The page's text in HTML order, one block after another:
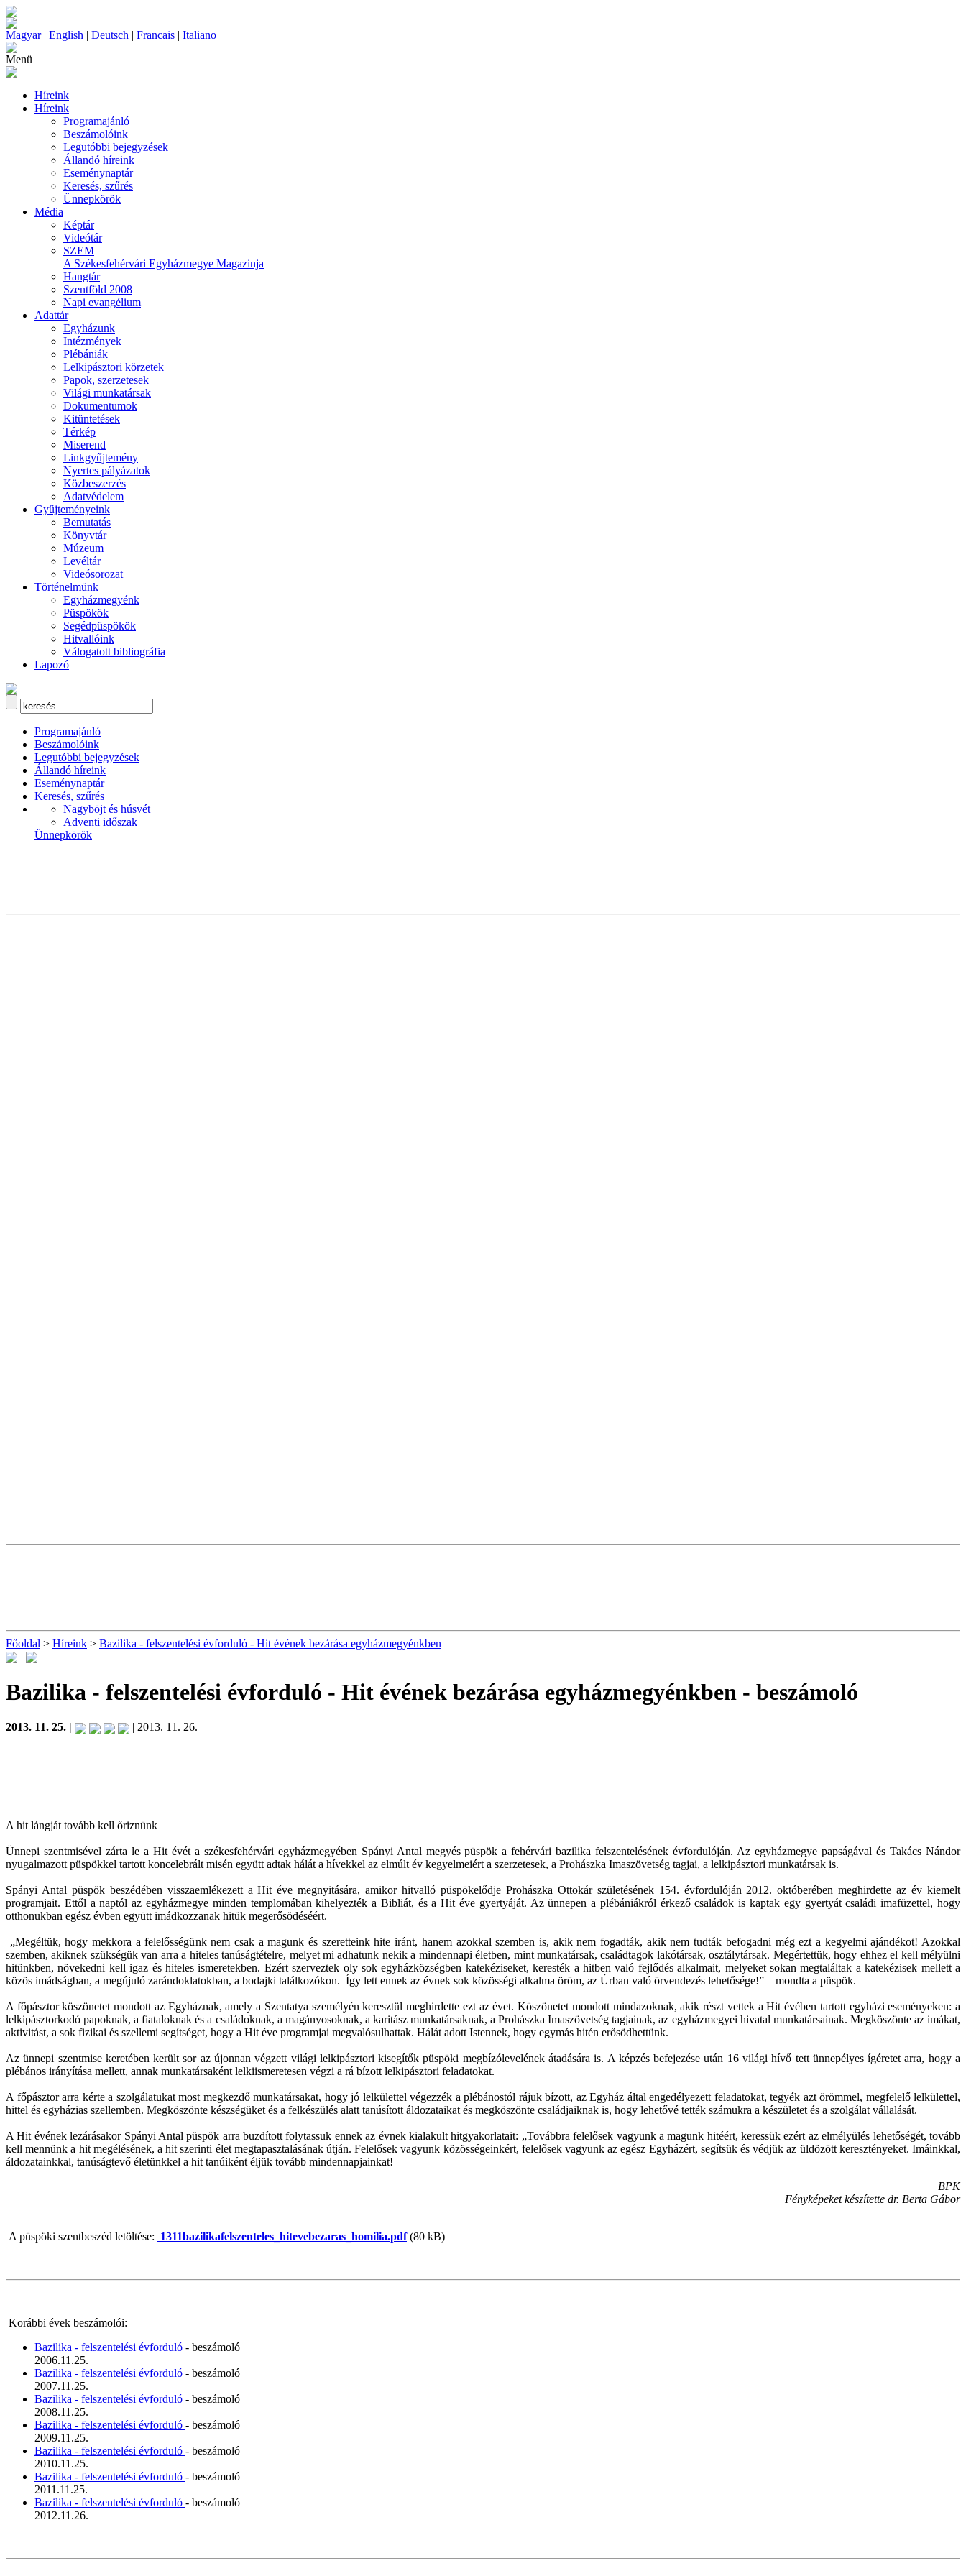
Magyar| English | Deutsch | Francais | Italiano
Menü
Híreink
Híreink
Programajánló
Beszámolóink
Legutóbbi bejegyzések
Állandó híreink
Eseménynaptár
Keresés, szűrés
Ünnepkörök
Média
Képtár
Videótár
SZEM
A Székesfehérvári Egyházmegye Magazinja
Hangtár
Szentföld 2008
Napi evangélium
Adattár
Egyházunk
Intézmények
Plébániák
Lelkipásztori körzetek
Papok, szerzetesek
Világi munkatársak
Dokumentumok
Kitüntetések
Térkép
Miserend
Linkgyűjtemény
Nyertes pályázatok
Közbeszerzés
Adatvédelem
Gyűjteményeink
Bemutatás
Könyvtár
Múzeum
Levéltár
Videósorozat
Történelmünk
Egyházmegyénk
Püspökök
Segédpüspökök
Hitvallóink
Válogatott bibliográfia
Lapozó
Programajánló
Beszámolóink
Legutóbbi bejegyzések
Állandó híreink
Eseménynaptár
Keresés, szűrés
Nagyböjt és húsvét
Adventi időszak
Ünnepkörök
Főoldal > Híreink > Bazilika - felszentelési évforduló - Hit évének bezárása egyházmegyénkben
Bazilika - felszentelési évforduló - Hit évének bezárása egyházmegyénkben - beszámoló
2013. 11. 25. | | 2013. 11. 26.
A hit lángját tovább kell őriznünk
Ünnepi szentmisével zárta le a Hit évét a székesfehérvári egyházmegyében Spányi Antal megyés püspök a fehérvári bazilika felszentelésének évfordulóján. Az egyházmegye papságával és Takács Nándor
nyugalmazott püspökkel tartott koncelebrált misén együtt adtak hálát a hívekkel az elmúlt év kegyelmeiért a szerzetesek, a Prohászka Imaszövetség tagjai, a lelkipásztori munkatársak is.
Spányi Antal püspök beszédében visszaemlékezett a Hit éve megnyitására, amikor hitvalló püspökelődje Prohászka Ottokár születésének 154. évfordulóján 2012. októberében meghirdette az év kiemelt
programjait. Ettől a naptól az egyházmegye minden templomában kihelyezték a Bibliát, és a Hit éve gyertyáját. Az ünnepen a plébániákról érkező családok is kaptak egy gyertyát családi imafüzettel, hogy
otthonukban egész évben együtt imádkozzanak hitük megerősödéséért.
„Megéltük, hogy mekkora a felelősségünk nem csak a magunk és szeretteink hite iránt, hanem azokkal szemben is, akik nem fogadták, akik nem tudták befogadni még ezt a kegyelmi ajándékot! Azokkal
szemben, akiknek szükségük van arra a hiteles tanúságtételre, melyet mi adhatunk nekik a mindennapi életben, mint munkatársak, családtagok lakótársak, osztálytársak. Megértettük, hogy ehhez el kell mélyülni
hitünkben, növekedni kell igaz és hiteles ismeretekben. Ezért szerveztek oly sok egyházközségben katekéziseket, keresték a hitben való fejlődés alkalmait, melyeket sokan megtaláltak a katekézisek mellett a
közös imádságban, a megújuló zarándoklatokban, a bodajki találkozókon. Így lett ennek az évnek sok közösségi alkalma öröm, az Úrban való örvendezés lehetősége!” – mondta a püspök.
A főpásztor köszönetet mondott az Egyháznak, amely a Szentatya személyén keresztül meghirdette ezt az évet. Köszönetet mondott mindazoknak, akik részt vettek a Hit évében tartott egyházi eseményeken: a
lelkipásztorkodó papoknak, a fiataloknak és a családoknak, a magányosoknak, a karitász munkatársaknak, a Prohászka Imaszövetség tagjainak, az egyházmegyei hivatal munkatársainak. Megköszönte az imákat,
aktivitást, a sok fizikai és szellemi segítséget, hogy a Hit éve programjai megvalósulhattak. Hálát adott Istennek, hogy egymás hitén erősödhettünk.
Az ünnepi szentmise keretében került sor az újonnan végzett világi lelkipásztori kisegítők püspöki megbízólevelének átadására is. A képzés befejezése után 16 világi hívő tett ünnepélyes ígéretet arra, hogy a
plébános irányítása mellett, annak munkatársaként lelkiismeretesen végzi a rá bízott lelkipásztori feladatokat.
A főpásztor arra kérte a szolgálatukat most megkezdő munkatársakat, hogy jó lelkülettel végezzék a plébánostól rájuk bízott, az Egyház által engedélyezett feladatokat, tegyék azt örömmel, megfelelő lelkülettel,
hittel és egyházias szellemben. Megköszönte készségüket és a felkészülés alatt tanúsított áldozataikat és megköszönte családjaiknak is, hogy lehetővé tették számukra a készületet és a szolgálat vállalását.
A Hit évének lezárásakor Spányi Antal püspök arra buzdított folytassuk ennek az évnek kialakult hitgyakorlatait: „Továbbra felelősek vagyunk a magunk hitéért, keressük ezért az elmélyülés lehetőségét, tovább
kell mennünk a hit megélésének, a hit szerinti élet megtapasztalásának útján. Felelősek vagyunk közösségeinkért, felelősek vagyunk az egész Egyházért, segítsük és védjük az üldözött keresztényeket. Imáinkkal,
áldozatainkkal, tanúságtevő életünkkel a hit tanúiként éljük tovább mindennapjainkat!
BPK
Fényképeket készítette dr. Berta Gábor
A püspöki szentbeszéd letöltése: 1311bazilikafelszenteles_hitevebezaras_homilia.pdf(80 kB)
Korábbi évek beszámolói:
Bazilika - felszentelési évforduló - beszámoló
2006.11.25.
Bazilika - felszentelési évforduló - beszámoló
2007.11.25.
Bazilika - felszentelési évforduló - beszámoló
2008.11.25.
Bazilika - felszentelési évforduló - beszámoló
2009.11.25.
Bazilika - felszentelési évforduló - beszámoló
2010.11.25.
Bazilika - felszentelési évforduló - beszámoló
2011.11.25.
Bazilika - felszentelési évforduló - beszámoló
2012.11.26.